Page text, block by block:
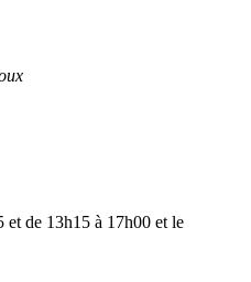
de 13h15 à 17h00 et le